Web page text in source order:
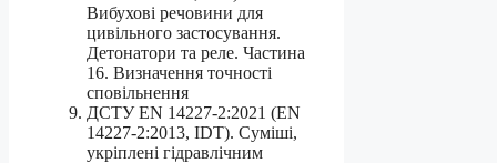
Вибухові речовини для
цивільного застосування.
Детонатори та реле. Частина
16. Визначення точності
сповільнення
ДСТУ EN 14227-2:2021 (EN
14227-2:2013, IDT). Суміші,
укріплені гідравлічним